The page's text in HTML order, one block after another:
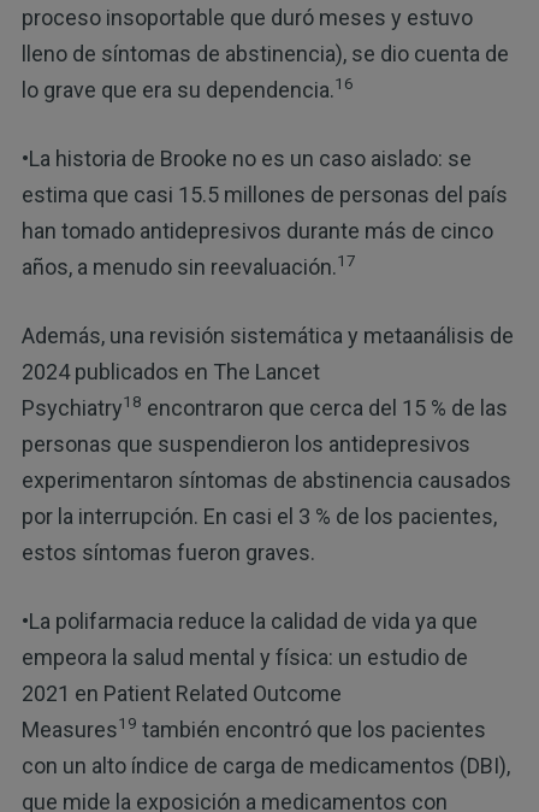
proceso insoportable que duró meses y estuvo
lleno de síntomas de abstinencia), se dio cuenta de
lo grave que era su dependencia.16
•La historia de Brooke no es un caso aislado: se
estima que casi 15.5 millones de personas del país
han tomado antidepresivos durante más de cinco
años, a menudo sin reevaluación.17
Además, una revisión sistemática y metaanálisis de
2024 publicados en The Lancet
Psychiatry18 encontraron que cerca del 15 % de las
personas que suspendieron los antidepresivos
experimentaron síntomas de abstinencia causados
por la interrupción. En casi el 3 % de los pacientes,
estos síntomas fueron graves.
•La polifarmacia reduce la calidad de vida ya que
empeora la salud mental y física: un estudio de
2021 en Patient Related Outcome
Measures19 también encontró que los pacientes
con un alto índice de carga de medicamentos (DBI),
que mide la exposición a medicamentos con